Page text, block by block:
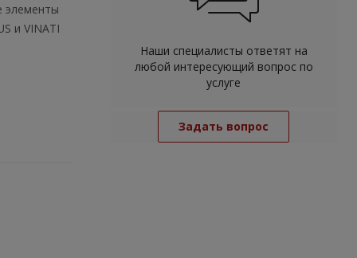
элементы
и VINATI
Наши специалисты ответят на
любой интересующий вопрос по
услуге
Задать вопрос